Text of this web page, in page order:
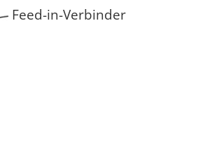
Feed-in-Verbinder